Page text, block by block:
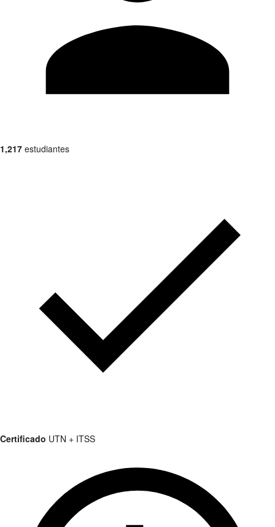
1,217 estudiantes
Certificado UTN + ITSS